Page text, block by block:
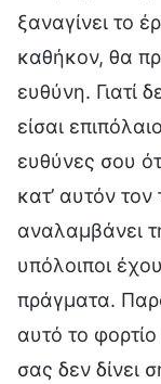
ξαναγίνει το
καθήκον, θα
ευθύνη. Γιατί
είσαι
ευθύνες σου
κατ’ αυτόν
αναλαμβάνει
υπόλοιποι
πράγματα.
αυτό το
σας δεν δίνει